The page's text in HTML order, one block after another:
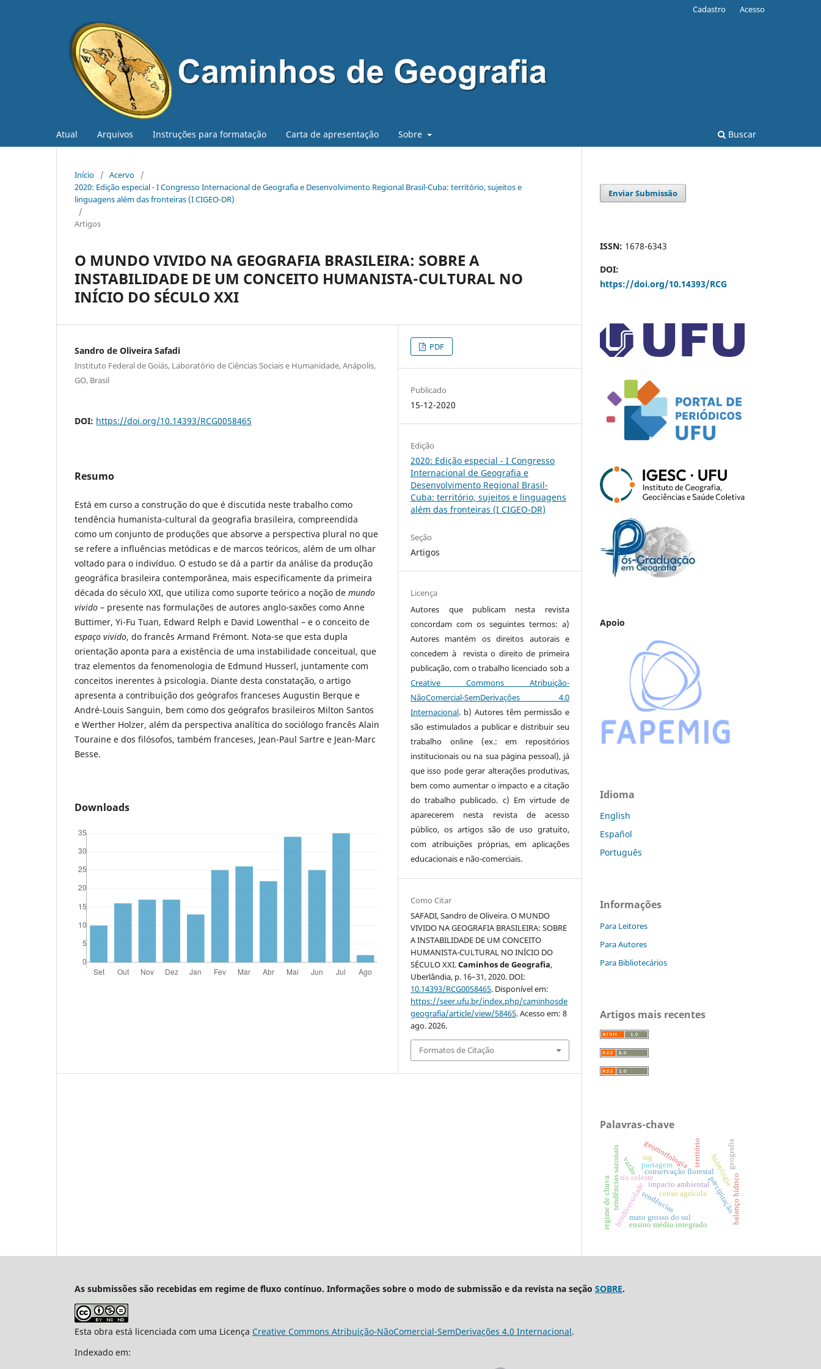
Atual Arquivos Instruções para formatação Carta de apresentação Sobre Buscar
Cadastro Acesso
Início / Acervo
/
2020: Edição especial - I Congresso Internacional de Geografia e Desenvolvimento Regional Brasil-Cuba: território, sujeitos e
linguagens além das fronteiras (I CIGEO-DR)
/
Artigos
O MUNDO VIVIDO NA GEOGRAFIA BRASILEIRA: SOBRE A
INSTABILIDADE DE UM CONCEITO HUMANISTA-CULTURAL NO
INÍCIO DO SÉCULO XXI
Sandro de Oliveira Safadi
Instituto Federal de Goiás, Laboratório de Ciências Sociais e Humanidade, Anápolis,
GO, Brasil
DOI: https://doi.org/10.14393/RCG0058465
Resumo
Está em curso a construção do que é discutida neste trabalho como
tendência humanista-cultural da geografia brasileira, compreendida
como um conjunto de produções que absorve a perspectiva plural no que
se refere a influências metódicas e de marcos teóricos, além de um olhar
voltado para o indivíduo. O estudo se dá a partir da análise da produção
geográfica brasileira contemporânea, mais especificamente da primeira
década do século XXI, que utiliza como suporte teórico a noção de mundo
vivido – presente nas formulações de autores anglo-saxões como Anne
Buttimer, Yi-Fu Tuan, Edward Relph e David Lowenthal – e o conceito de
espaço vivido, do francês Armand Frémont. Nota-se que esta dupla
orientação aponta para a existência de uma instabilidade conceitual, que
traz elementos da fenomenologia de Edmund Husserl, juntamente com
conceitos inerentes à psicologia. Diante desta constatação, o artigo
apresenta a contribuição dos geógrafos franceses Augustin Berque e
André-Louis Sanguin, bem como dos geógrafos brasileiros Milton Santos
e Werther Holzer, além da perspectiva analítica do sociólogo francês Alain
Touraine e dos filósofos, também franceses, Jean-Paul Sartre e Jean-Marc
Besse.
Downloads
PDF
Publicado
15-12-2020
Edição
2020: Edição especial - I Congresso
Internacional de Geografia e
Desenvolvimento Regional Brasil-
Cuba: território, sujeitos e linguagens
além das fronteiras (I CIGEO-DR)
Seção
Artigos
Licença
Autores que publicam nesta revista
concordam com os seguintes termos: a)
Autores mantém os direitos autorais e
concedem à revista o direito de primeira
publicação, com o trabalho licenciado sob a
Creative Commons Atribuição-
NãoComercial-SemDerivações 4.0
Internacional. b) Autores têm permissão e
são estimulados a publicar e distribuir seu
trabalho online (ex.: em repositórios
institucionais ou na sua página pessoal), já
que isso pode gerar alterações produtivas,
bem como aumentar o impacto e a citação
do trabalho publicado. c) Em virtude de
aparecerem nesta revista de acesso
público, os artigos são de uso gratuito,
com atribuições próprias, em aplicações
educacionais e não-comerciais.
Como Citar
SAFADI, Sandro de Oliveira. O MUNDO
VIVIDO NA GEOGRAFIA BRASILEIRA: SOBRE
A INSTABILIDADE DE UM CONCEITO
HUMANISTA-CULTURAL NO INÍCIO DO
SÉCULO XXI.Caminhos de Geografia,
Uberlândia, p. 16–31, 2020. DOI:
10.14393/RCG0058465. Disponível em:
https://seer.ufu.br/index.php/caminhosde
geografia/article/view/58465. Acesso em: 8
ago. 2026.
Formatos de Citação
Enviar Submissão
ISSN: 1678-6343
DOI:
https://doi.org/10.14393/RCG
Apoio
Idioma
English
Español
Português
Informações
Para Leitores
Para Autores
Para Bibliotecários
Artigos mais recentes
Palavras-chave
conservação florestal
impacto ambiental
censo agrícola
biodiversidade
rio celeste
tendências precipitação
vazão
balanço hídrico
geomorfologia hidrologia
regime de chuvatendências sazonais território
mato grosso do sul
ensino médio integrado
pastagem geografia
sig
As submissões são recebidas em regime de fluxo contínuo. Informações sobre o modo de submissão e da revista na seção SOBRE.
Esta obra está licenciada com uma Licença Creative Commons Atribuição-NãoComercial-SemDerivações 4.0 Internacional.
Indexado em: